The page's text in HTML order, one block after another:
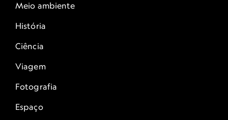
Meio ambiente
História
Ciência
Viagem
Fotografia
Espaço